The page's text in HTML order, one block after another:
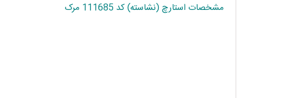
مشخصات استارچ (نشاسته) کد 111685 مرک